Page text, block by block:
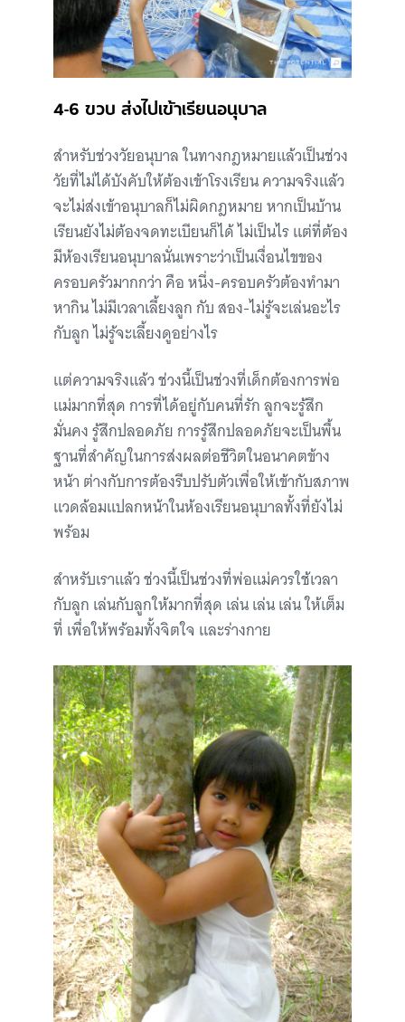
4-6 ขวบ ส่งไปเข้าเรียนอนุบาล
สำหรับช่วงวัยอนุบาล ในทางกฎหมายแล้วเป็นช่วง
วัยที่ไม่ได้บังคับให้ต้องเข้าโรงเรียน ความจริงแล้ว
จะไม่ส่งเข้าอนุบาลก็ไม่ผิดกฎหมาย หากเป็นบ้าน
เรียนยังไม่ต้องจดทะเบียนก็ได้ ไม่เป็นไร แต่ที่ต้อง
มีห้องเรียนอนุบาลนั่นเพราะว่าเป็นเงื่อนไขของ
ครอบครัวมากกว่า คือ หนึ่ง-ครอบครัวต้องทำมา
หากิน ไม่มีเวลาเลี้ยงลูก กับ สอง-ไม่รู้จะเล่นอะไร
กับลูก ไม่รู้จะเลี้ยงดูอย่างไร
แต่ความจริงแล้ว ช่วงนี้เป็นช่วงที่เด็กต้องการพ่อ
แม่มากที่สุด การที่ได้อยู่กับคนที่รัก ลูกจะรู้สึก
มั่นคง รู้สึกปลอดภัย การรู้สึกปลอดภัยจะเป็นพื้น
ฐานที่สำคัญในการส่งผลต่อชีวิตในอนาคตข้าง
หน้า ต่างกับการต้องรีบปรับตัวเพื่อให้เข้ากับสภาพ
แวดล้อมแปลกหน้าในห้องเรียนอนุบาลทั้งที่ยังไม่
พร้อม
สำหรับเราแล้ว ช่วงนี้เป็นช่วงที่พ่อแม่ควรใช้เวลา
กับลูก เล่นกับลูกให้มากที่สุด เล่น เล่น เล่น ให้เต็ม
ที่ เพื่อให้พร้อมทั้งจิตใจ และร่างกาย